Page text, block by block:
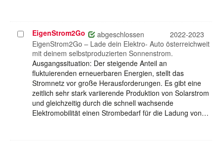
Projekt
auswählen
EigenStrom2Go abgeschlossen
2022-2023
EigenStrom2Go – Lade dein Elektro- Auto österreichweit
mit deinem selbstproduzierten Sonnenstrom.
Ausgangssituation: Der steigende Anteil an
fluktuierenden erneuerbaren Energien, stellt das
Stromnetz vor große Herausforderungen. Es gibt eine
zeitlich sehr stark variierende Produktion von Solarstrom
und gleichzeitig durch die schnell wachsende
Elektromobilität einen Strombedarf für die Ladung von…